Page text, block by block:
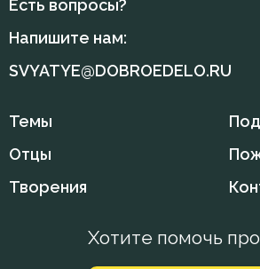
Икона
Искушение
Исповедник
Исповедь
Исправление
Есть вопросы?
Напишите нам:
SVYATYE@DOBROEDELO.RU
Темы
Отцы
Творения
Хотите помочь